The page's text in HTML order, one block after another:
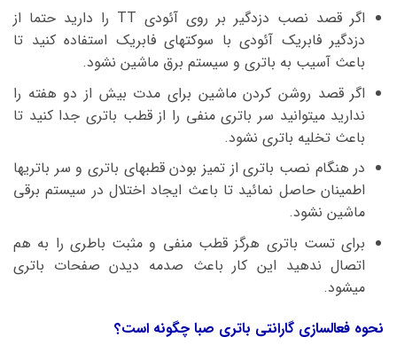
اگر قصد نصب دزدگیر بر روی آئودی TT را دارید حتما از
دزدگیر فابریک آئودی با سوکتهای فابریک استفاده کنید تا
باعث آسیب به باتری و سیستم برق ماشین نشود.
اگر قصد روشن کردن ماشین برای مدت بیش از دو هفته را
ندارید میتوانید سر باتری منفی را از قطب باتری جدا کنید تا
باعث تخلیه باتری نشود.
در هنگام نصب باتری از تمیز بودن قطبهای باتری و سر باتریها
اطمینان حاصل نمائید تا باعث ایجاد اختلال در سیستم برقی
ماشین نشود.
برای تست باتری هرگز قطب منفی و مثبت باطری را به هم
اتصال ندهید این کار باعث صدمه دیدن صفحات باتری
میشود.
نحوه فعالسازی گارانتی باتری صبا چگونه است؟